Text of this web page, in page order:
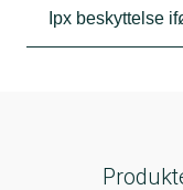
Ipx beskyttelse